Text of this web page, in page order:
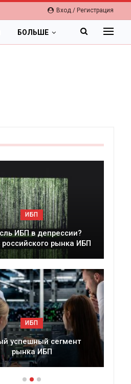
Вход / Регистрация
БОЛЬШЕ
ОБЛАКА
Цифровая экономика 2026.
Краткий статистический
сборник от…
ИБП
Подкосят ли глобальные
российский рынок ИБП?